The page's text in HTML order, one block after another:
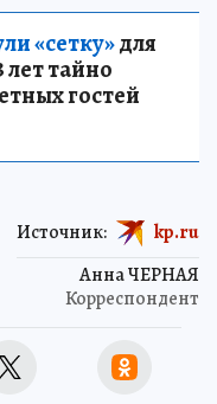
«сетку»для
лет тайно
гостей
Анна ЧЕРНАЯ
Корреспондент
Источник: kp.ru